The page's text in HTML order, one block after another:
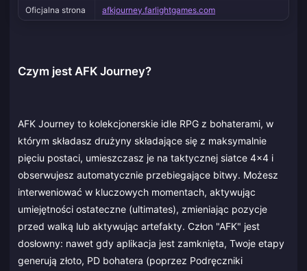
Oficjalna strona
afkjourney.farlightgames.com
Czym jest AFK Journey?
AFK Journey to kolekcjonerskie idle RPG z bohaterami, w
którym składasz drużyny składające się z maksymalnie
pięciu postaci, umieszczasz je na taktycznej siatce 4x4 i
obserwujesz automatycznie przebiegające bitwy. Możesz
interweniować w kluczowych momentach, aktywując
umiejętności ostateczne (ultimates), zmieniając pozycje
przed walką lub aktywując artefakty. Człon "AFK" jest
dosłowny: nawet gdy aplikacja jest zamknięta, Twoje etapy
generują złoto, PD bohatera (poprzez Podręczniki